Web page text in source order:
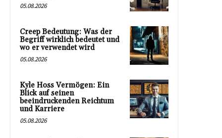
05.08.2026
Creep Bedeutung: Was der
Begriff wirklich bedeutet und
wo er verwendet wird
05.08.2026
Kyle Hoss Vermögen: Ein
Blick auf seinen
beeindruckenden Reichtum
und Karriere
05.08.2026